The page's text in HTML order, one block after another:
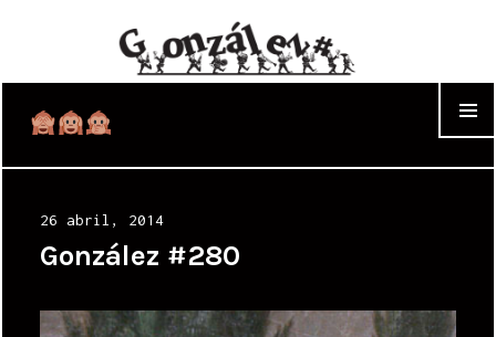
Posted
on
26 abril, 2014
González #280